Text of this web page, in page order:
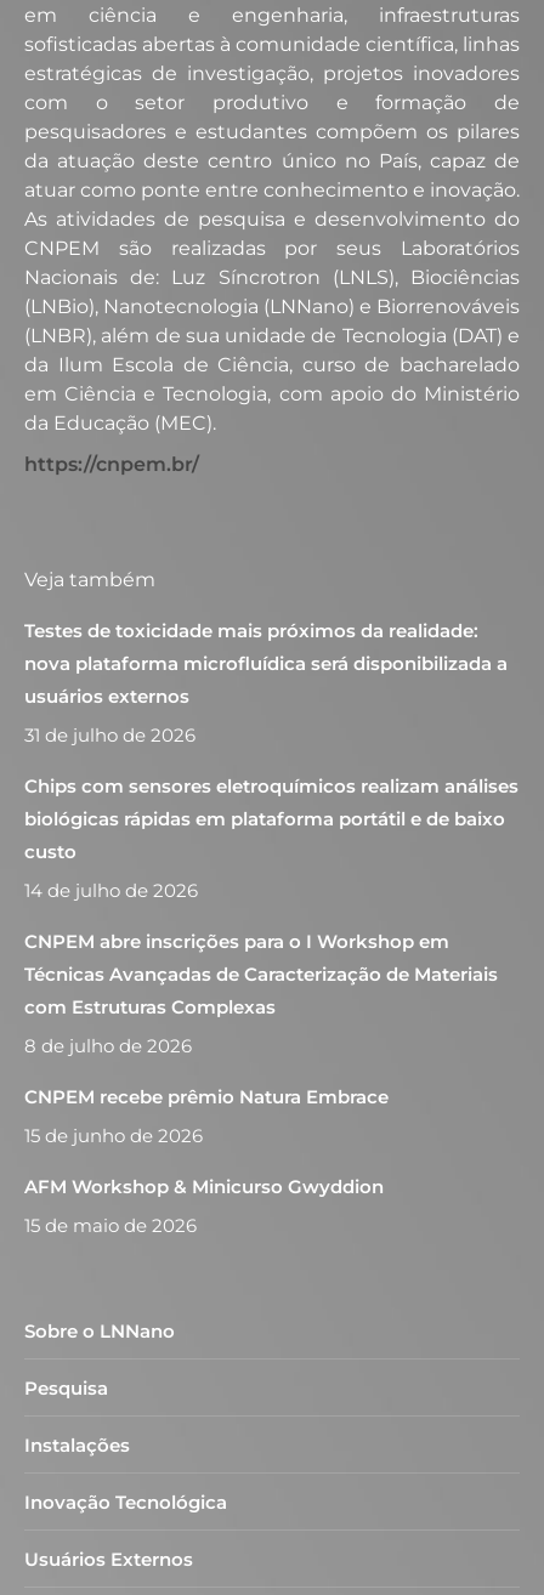
em ciência e engenharia, infraestruturas
sofisticadas abertas à comunidade científica, linhas
estratégicas de investigação, projetos inovadores
com o setor produtivo e formação de
pesquisadores e estudantes compõem os pilares
da atuação deste centro único no País, capaz de
atuar como ponte entre conhecimento e inovação.
As atividades de pesquisa e desenvolvimento do
CNPEM são realizadas por seus Laboratórios
Nacionais de: Luz Síncrotron (LNLS), Biociências
(LNBio), Nanotecnologia (LNNano) e Biorrenováveis
(LNBR), além de sua unidade de Tecnologia (DAT) e
da Ilum Escola de Ciência, curso de bacharelado
em Ciência e Tecnologia, com apoio do Ministério
da Educação (MEC).
https://cnpem.br/
Veja também
Testes de toxicidade mais próximos da realidade:
nova plataforma microfluídica será disponibilizada a
usuários externos
31 de julho de 2026
Chips com sensores eletroquímicos realizam análises
biológicas rápidas em plataforma portátil e de baixo
custo
14 de julho de 2026
CNPEM abre inscrições para o I Workshop em
Técnicas Avançadas de Caracterização de Materiais
com Estruturas Complexas
8 de julho de 2026
CNPEM recebe prêmio Natura Embrace
15 de junho de 2026
AFM Workshop & Minicurso Gwyddion
15 de maio de 2026
Sobre o LNNano
Pesquisa
Instalações
Inovação Tecnológica
Usuários Externos